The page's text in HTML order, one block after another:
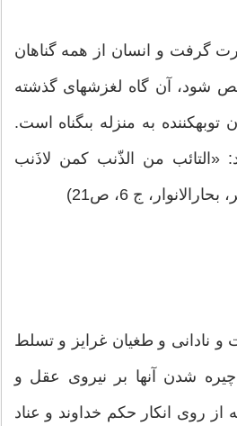
گرفت و انسان از همه گناهان
شود، آن گاه لغزش‏هاى گذشته
به منزله بى‏گناه است.
«التائب من الذّنب کمن لاذَنب
ج 6، ص‏21)
و نادانی و طغیان غرایز و تسلط
شدن آنها بر نیروی عقل و
از روی انکار حکم خداوند و عناد